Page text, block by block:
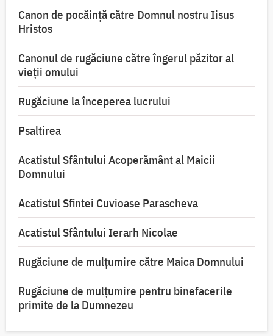
Canon de pocăință către Domnul nostru Iisus
Hristos
Canonul de rugăciune către îngerul păzitor al
vieții omului
Rugăciune la începerea lucrului
Psaltirea
Acatistul Sfântului Acoperământ al Maicii
Domnului
Acatistul Sfintei Cuvioase Parascheva
Acatistul Sfântului Ierarh Nicolae
Rugăciune de mulţumire către Maica Domnului
Rugăciune de mulțumire pentru binefacerile
primite de la Dumnezeu